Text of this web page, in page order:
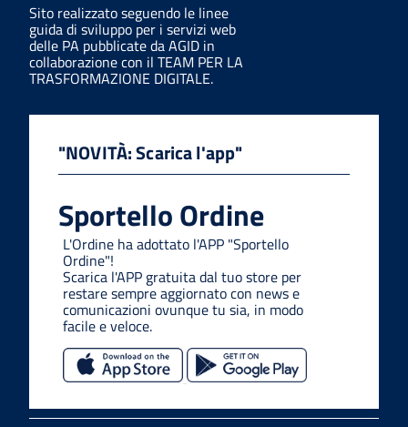
Sito realizzato seguendo le linee
guida di sviluppo per i servizi web
delle PA pubblicate da AGID in
collaborazione con il TEAM PER LA
TRASFORMAZIONE DIGITALE.
"NOVITÀ: Scarica l'app"
Sportello Ordine
L'Ordine ha adottato l'APP "Sportello
Ordine"!
Scarica l'APP gratuita dal tuo store per
restare sempre aggiornato con news e
comunicazioni ovunque tu sia, in modo
facile e veloce.